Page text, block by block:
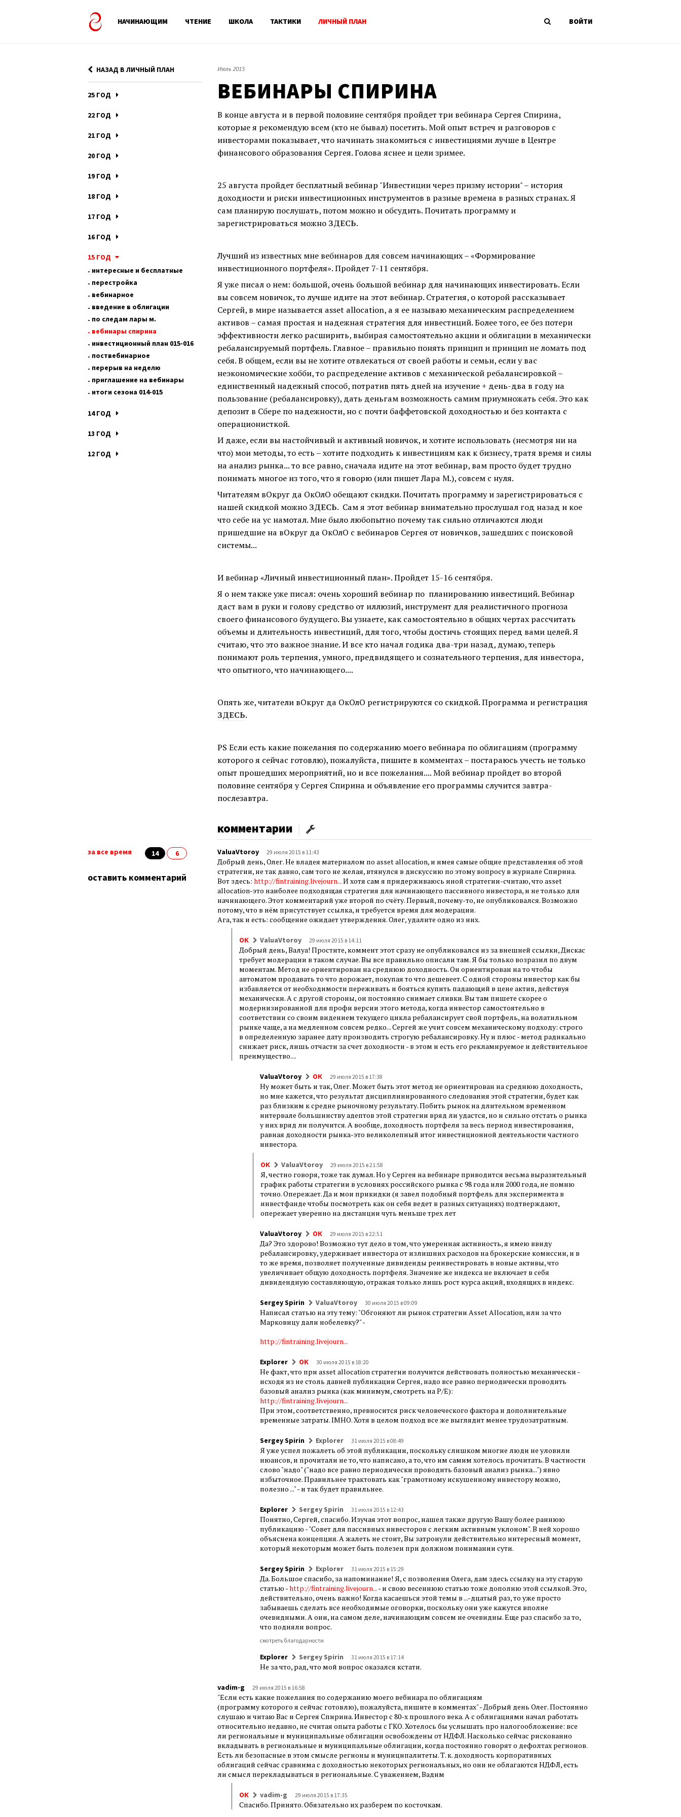
НАЧИНАЮЩИМ ЧТЕНИЕ ШКОЛА ТАКТИКИ ЛИЧНЫЙ ПЛАН ВОЙТИ
НАЗАД В ЛИЧНЫЙ ПЛАН
25 ГОД
22 ГОД
21 ГОД
20 ГОД
19 ГОД
18 ГОД
17 ГОД
16 ГОД
15 ГОД
интересные и бесплатные
перестройка
вебинарное
введение в облигации
по следам лары м.
вебинары спирина
инвестиционный план 015-016
поствебинарное
перерыв на неделю
приглашение на вебинары
итоги сезона 014-015
14 ГОД
13 ГОД
12 ГОД
Июль 2015
ВЕБИНАРЫ СПИРИНА
В конце августа и в первой половине сентября пройдет три вебинара Сергея Спирина,
которые я рекомендую всем (кто не бывал) посетить. Мой опыт встреч и разговоров с
инвесторами показывает, что начинать знакомиться с инвестициями лучше в Центре
финансового образования Сергея. Голова яснее и цели зримее.
25 августа пройдет бесплатный вебинар "Инвестиции через призму истории" – история
доходности и риски инвестиционных инструментов в разные времена в разных странах. Я
сам планирую послушать, потом можно и обсудить. Почитать программу и
зарегистрироваться можно ЗДЕСЬ.
Лучший из известных мне вебинаров для совсем начинающих – «Формирование
инвестиционного портфеля». Пройдет 7-11 сентября.
Я уже писал о нем: большой, очень большой вебинар для начинающих инвестировать. Если
вы совсем новичок, то лучше идите на этот вебинар. Стратегия, о которой рассказывает
Сергей, в мире называется аsset аllocation, а я ее называю механическим распределением
активов – самая простая и надежная стратегия для инвестиций. Более того, ее без потери
эффективности легко расширить, выбирая самостоятельно акции и облигации в механически
ребалансируемый портфель. Главное – правильно понять принцип и принцип не ломать под
себя. В общем, если вы не хотите отвлекаться от своей работы и семьи, если у вас
неэкономические хобби, то распределение активов с механической ребалансировкой –
единственный надежный способ, потратив пять дней на изучение + день-два в году на
пользование (ребалансировку), дать деньгам возможность самим приумножать себя. Это как
депозит в Сбере по надежности, но с почти баффетовской доходностью и без контакта с
операционисткой.
И даже, если вы настойчивый и активный новичок, и хотите использовать (несмотря ни на
что) мои методы, то есть – хотите подходить к инвестициям как к бизнесу, тратя время и силы
на анализ рынка... то все равно, сначала идите на этот вебинар, вам просто будет трудно
понимать многое из того, что я говорю (или пишет Лара М.), совсем с нуля.
Читателям вОкруг да ОкОлО обещают скидки. Почитать программу и зарегистрироваться с
нашей скидкой можно ЗДЕСЬ. Сам я этот вебинар внимательно прослушал год назад и кое
что себе на ус намотал. Мне было любопытно почему так сильно отличаются люди
пришедшие на вОкруг да ОкОлО с вебинаров Сергея от новичков, зашедших с поисковой
системы...
И вебинар «Личный инвестиционный план». Пройдет 15-16 сентября.
Я о нем также уже писал: очень хороший вебинар по планированию инвестиций. Вебинар
даст вам в руки и голову средство от иллюзий, инструмент для реалистичного прогноза
своего финансового будущего. Вы узнаете, как самостоятельно в общих чертах рассчитать
объемы и длительность инвестиций, для того, чтобы достичь стоящих перед вами целей. Я
считаю, что это важное знание. И все кто начал годика два-три назад, думаю, теперь
понимают роль терпения, умного, предвидящего и сознательного терпения, для инвестора,
что опытного, что начинающего....
Опять же, читатели вОкруг да ОкОлО регистрируются со скидкой. Программа и регистрация
ЗДЕСЬ.
PS Если есть какие пожелания по содержанию моего вебинара по облигациям (программу
которого я сейчас готовлю), пожалуйста, пишите в комментах – постараюсь учесть не только
опыт прошедших мероприятий, но и все пожелания.... Мой вебинар пройдет во второй
половине сентября у Сергея Спирина и объявление его программы случится завтра-
послезавтра.
комментарии
за все время 14 6
оставить комментарий
ValuaVtoroy 29 июля 2015 в 11:43
Добрый день, Олег. Не владея материалом по аsset аllocation, и имея самые общие представления об этой
стратегии, не так давно, сам того не желая, втянулся в дискуссию по этому вопросу в журнале Спирина.
Вот здесь:http://fintraining.livejourn...И хотя сам я придерживаюсь иной стратегии-считаю, что аsset
аllocation-это наиболее подходящая стратегия для начинающего пассивного инвестора, и не только для
начинающего. Этот комментарий уже второй по счёту. Первый, почему-то, не опубликовался. Возможно
потому, что в нём присутствует ссылка, и требуется время для модерации.
Ага, так и есть: сообщение ожидает утверждения. Олег, удалите одно из них.
ОК ValuaVtoroy 29 июля 2015 в 14:11
Добрый день, Валуа! Простите, коммент этот сразу не опубликовался из за внешней ссылки, Дискас
требует модерации в таком случае. Вы все правильно описали там. Я бы только возразил по двум
моментам. Метод не ориентирован на среднюю доходность. Он ориентирован на то чтобы
автоматом продавать то что дорожает, покупая то что дешевеет. С одной стороны инвестор как бы
избавляется от необходимости переживать и бояться купить падающий в цене актив, действуя
механически. А с другой стороны, он постоянно снимает сливки. Вы там пишете скорее о
модернизированной для профи версии этого метода, когда инвестор самостоятельно в
соответствии со своим видением текущего цикла ребалансирует свой портфель, на волатильном
рынке чаще, а на медленном совсем редко... Сергей же учит совсем механическому подходу: строго
в определенную заранее дату производить строгую ребалансировку. Ну и плюс - метод радикально
снижает риск, лишь отчасти за счет доходности - в этом и есть его рекламируемое и действительное
преимущество....
ValuaVtoroy ОК 29 июля 2015 в 17:38
Ну может быть и так, Олег. Может быть этот метод не ориентирован на среднюю доходность,
но мне кажется, что результат дисциплинированного следования этой стратегии, будет как
раз близким к средне рыночному результату. Побить рынок на длительном временном
интервале большинству адептов этой стратегии вряд ли удастся, но и сильно отстать о рынка
у них вряд ли получится. А вообще, доходность портфеля за весь период инвестирования,
равная доходности рынка-это великолепный итог инвестиционной деятельности частного
инвестора.
ОК ValuaVtoroy 29 июля 2015 в 21:58
Я, честно говоря, тоже так думал. Но у Сергея на вебинаре приводится весьма выразительный
график работы стратегии в условиях российского рынка с 98 года или 2000 года, не помню
точно. Опережает. Да и мои прикидки (я завел подобный портфель для эксперимента в
инвестфанде чтобы посмотреть как он себя ведет в разных ситуациях) подтверждают,
опережает уверенно на дистанции чуть меньше трех лет
ValuaVtoroy ОК 29 июля 2015 в 22:51
Да? Это здорово! Возможно тут дело в том, что умеренная активность, я имею ввиду
ребалансировку, удерживает инвестора от излишних расходов на брокерские комиссии, и в
то же время, позволяет полученные дивиденды реинвестировать в новые активы, что
увеличивает общую доходность портфеля. Значение же индекса не включает в себя
дивидендную составляющую, отражая только лишь рост курса акций, входящих в индекс.
Sergey Spirin ValuaVtoroy 30 июля 2015 в 09:09
Написал статью на эту тему: "Обгоняют ли рынок стратегии Asset Allocation, или за что
Марковицу дали нобелевку?" -
http://fintraining.livejourn...
Explorer ОК 30 июля 2015 в 18:20
Не факт, что при asset allocation стратегии получится действовать полностью механически -
исходя из не столь давней публикации Сергея, надо все равно периодически проводить
базовый анализ рынка (как минимум, смотреть на P/E):
http://fintraining.livejourn...
При этом, соответственно, превносится риск человеческого фактора и дополнительные
временные затраты. IMHO. Хотя в целом подход все же выглядит менее трудозатратным.
Sergey Spirin Explorer 31 июля 2015 в 08:49
Я уже успел пожалеть об этой публикации, поскольку слишком многие люди не уловили
нюансов, и прочитали не то, что написано, а то, что им самим хотелось прочитать. В частности
слово "надо" ("надо все равно периодически проводить базовый анализ рынка...") явно
избыточное. Правильнее трактовать как "грамотному искушенному инвестору можно,
полезно ..." - и так будет правильнее.
Explorer Sergey Spirin 31 июля 2015 в 12:43
Понятно, Сергей, спасибо. Изучая этот вопрос, нашел также другую Вашу более раннюю
публикацию - "Совет для пассивных инвесторов с легким активным уклоном". В ней хорошо
объяснена концепция. А жалеть не стоит, Вы затронули действительно интересный момент,
который некоторым может быть полезен при должном понимании сути.
Sergey Spirin Explorer 31 июля 2015 в 15:29
Да. Большое спасибо, за напоминание! Я, с позволения Олега, дам здесь ссылку на эту старую
статью -http://fintraining.livejourn...- и свою весеннюю статью тоже дополню этой ссылкой. Это,
действительно, очень важно! Когда касаешься этой темы в ...-дцатый раз, то уже просто
забываешь сделать все необходимые оговорки, поскольку они уже кажутся вполне
очевидными. А они, на самом деле, начинающим совсем не очевидны. Еще раз спасибо за то,
что подняли вопрос.
смотреть благодарности
Explorer Sergey Spirin 31 июля 2015 в 17:14
Не за что, рад, что мой вопрос оказался кстати.
vadim-g 29 июля 2015 в 16:58
"Если есть какие пожелания по содержанию моего вебинара по облигациям
(программу которого я сейчас готовлю), пожалуйста, пишите в комментах" - Добрый день Олег. Постоянно
слушаю и читаю Вас и Сергея Спирина. Инвестор с 80-х прошлого века. А с облигациями начал работать
относительно недавно, не считая опыта работы с ГКО. Хотелось бы услышать про налогообложение: все
ли региональные и муниципальные облигации освобождены от НДФЛ. Насколько сейчас рискованно
вкладывать в региональные и муниципальные облигации, когда постоянно говорят о дефолтах регионов.
Есть ли безопасные в этом смысле регионы и муниципалитеты. Т. к. доходность корпоративных
облигаций сейчас сравнима с доходностью некоторых региональных, но они не облагаются НДФЛ, есть
ли смысл перекладываться в региональные. С уважением, Вадим
ОК vadim-g 29 июля 2015 в 17:35
Спасибо. Принято. Обязательно их разберем по косточкам.